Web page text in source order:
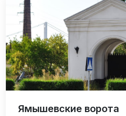
Ямышевские ворота